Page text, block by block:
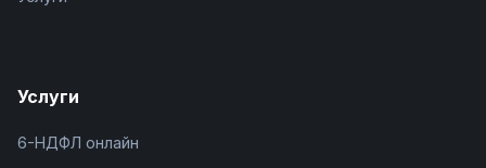
Услуги
6-НДФЛ онлайн